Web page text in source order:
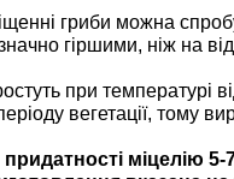
гриби можна
гіршими, ніж на
при температурі
вегетації, тому
міцелію 5-